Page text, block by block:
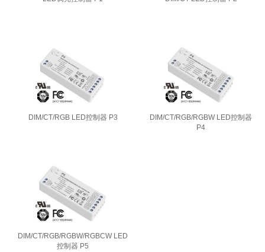
DIM/CT/RGB LED控制器 P3
DIM/CT/RGB/RGBW LED控制器
P4
DIM/CT/RGB/RGBW/RGBCW LED
控制器 P5